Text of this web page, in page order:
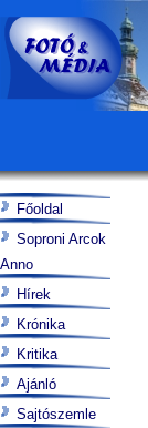
Főoldal
Soproni Arcok
Anno
Hírek
Krónika
Kritika
Ajánló
Sajtószemle